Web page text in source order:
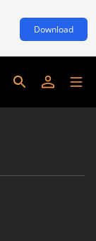
Download